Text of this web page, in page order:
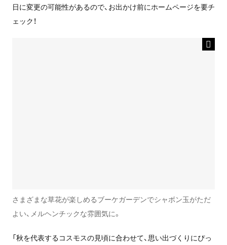
日に変更の可能性があるので、お出かけ前にホームページを要チ
ェック！
さまざまな草花が楽しめるブーケガーデンでシャボン玉がただ
よい、メルヘンチックな雰囲気に。
「秋を代表するコスモスの見頃に合わせて、思い出づくりにぴっ